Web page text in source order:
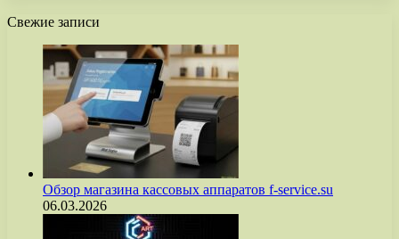
Свежие записи
Обзор магазина кассовых аппаратов f-service.su
06.03.2026